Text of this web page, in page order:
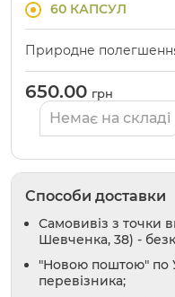
60 КАПСУЛ
Природне
650.00 грн
Немає на складі
Способи доставки
Самовивіз з точки
Шевченка, 38) -
"Новою поштою" по
перевізника;